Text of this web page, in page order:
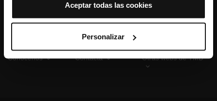
tipología de cookies permite indicar si quieres que se
instalen o no las cookies de esa clase.
Una vez que hayas marcado tus preferencias, debes
hacer clic en “Seleccionar y configurar”. Así se instalarán
previamente. Te sugerimos que selecciones las cookies
de personalización, porque permiten recordar tus
opciones de navegación (como el idioma) y mejoran tu
Aceptar todas las cookies
Personalizar
Conócenos Contacta Otras webs de TMB